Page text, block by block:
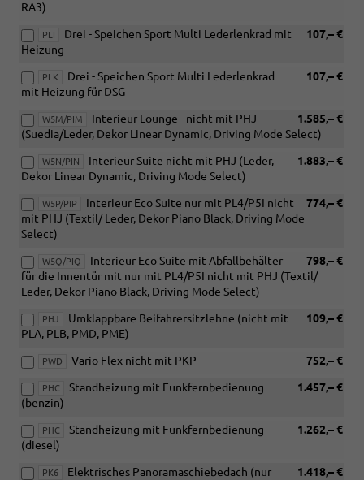
RA3)
PLI 107,– €
Drei - Speichen Sport Multi Lederlenkrad mit
Heizung
PLK 107,– €
Drei - Speichen Sport Multi Lederlenkrad
mit Heizung für DSG
W5M/PIM 1.585,– €
Interieur Lounge - nicht mit PHJ
(Suedia/Leder, Dekor Linear Dynamic, Driving Mode Select)
W5N/PIN 1.883,– €
Interieur Suite nicht mit PHJ (Leder,
Dekor Linear Dynamic, Driving Mode Select)
W5P/PIP 774,– €
Interieur Eco Suite nur mit PL4/P5I nicht
mit PHJ (Textil/ Leder, Dekor Piano Black, Driving Mode
Select)
W5Q/PIQ 798,– €
Interieur Eco Suite mit Abfallbehälter
für die Innentür mit nur mit PL4/P5I nicht mit PHJ (Textil/
Leder, Dekor Piano Black, Driving Mode Select)
PHJ 109,– €
Umklappbare Beifahrersitzlehne (nicht mit
PLA, PLB, PMD, PME)
PWD 752,– €
Vario Flex nicht mit PKP
PHC 1.457,– €
Standheizung mit Funkfernbedienung
(benzin)
PHC 1.262,– €
Standheizung mit Funkfernbedienung
(diesel)
PK6 1.418,– €
Elektrisches Panoramaschiebedach (nur